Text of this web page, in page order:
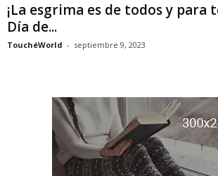
¡La esgrima es de todos y para
Día de...
TouchéWorld - septiembre 9, 2023